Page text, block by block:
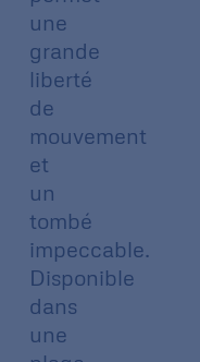
une
grande
liberté
de
mouvement
et
un
tombé
impeccable.
Disponible
dans
une